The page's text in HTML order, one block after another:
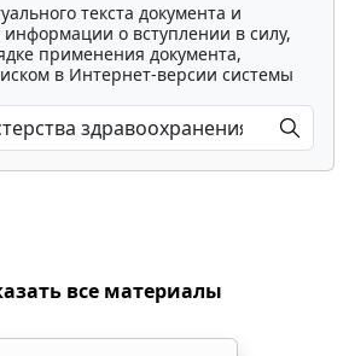
текста документа и
о вступлении в силу,
применения документа,
в Интернет-версии системы
все материалы